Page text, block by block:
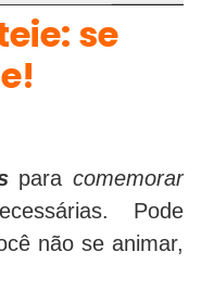
se
paracomemorar
Pode
não se animar,